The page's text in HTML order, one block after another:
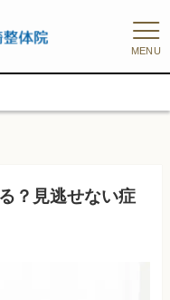
MENU
？見逃せない症